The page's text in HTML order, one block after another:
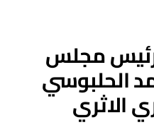
مجلس
الحلبوسي
الاثري